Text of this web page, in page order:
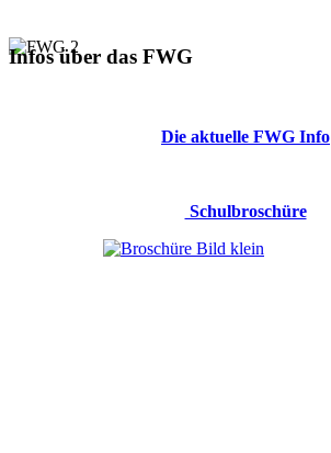
Infos über das FWG
Die aktuelle FWG Info
Schulbroschüre